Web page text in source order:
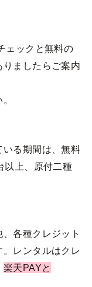
ェックと無料の
ましたらご案内
る期間は、無料
以上、原付二種
各種クレジット
レンタルはクレ
楽天PAYと